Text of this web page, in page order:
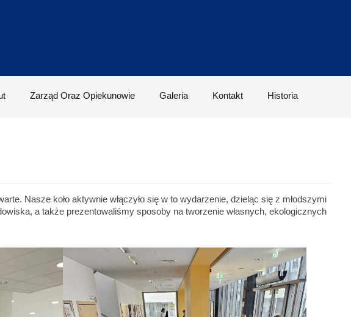
Zarząd Oraz Opiekunowie Galeria Kontakt Historia
Nasze koło aktywnie włączyło się w to wydarzenie, dzieląc się z młodszymi
a także prezentowaliśmy sposoby na tworzenie własnych, ekologicznych